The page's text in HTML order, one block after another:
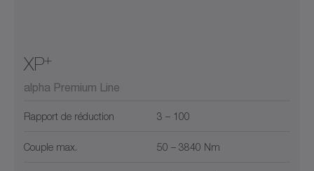
XP+
alpha Premium Line
Rapport de réduction 3 – 100
Couple max. 50 – 3840 Nm